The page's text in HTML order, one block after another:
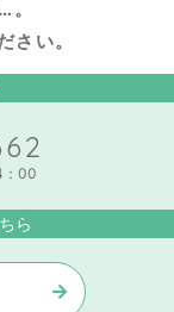
さい。
：00
ら